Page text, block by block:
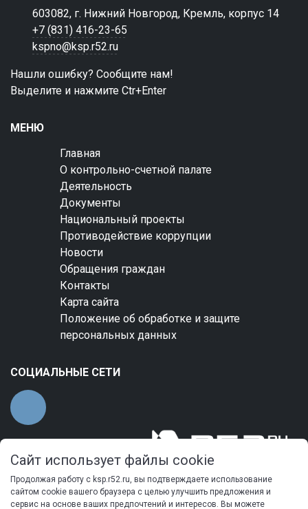
603082, г. Нижний Новгород, Кремль, корпус 14
+7 (831) 416-23-65
kspno@ksp.r52.ru
Нашли ошибку? Сообщите нам!
Выделите и нажмите Ctr+Enter
МЕНЮ
Главная
О контрольно-счетной палате
Деятельность
Документы
Национальный проекты
Противодействие коррупции
Новости
Обращения граждан
Контакты
Карта сайта
Положение об обработке и защите
персональных данных
СОЦИАЛЬНЫЕ СЕТИ
Сайт использует файлы cookie
Продолжая работу с ksp.r52.ru, вы подтверждаете использование
сайтом cookie вашего браузера с целью улучшить предложения и
сервис на основе ваших предпочтений и интересов. Вы можете